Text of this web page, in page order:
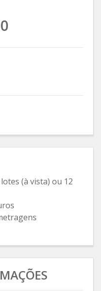
(à vista) ou 12